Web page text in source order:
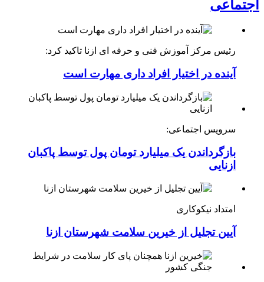
اجتماعی
رئیس مرکز آموزش فنی و حرفه ای ازنا تاکید کرد:
آینده در اختیار افراد داری مهارت است
سرویس اجتماعی:
بازگرداندن یک میلیارد تومان پول توسط پاکبان
ازنایی
امتداد نیکوکاری
آیین تجلیل از خیرین سلامت شهرستان ازنا